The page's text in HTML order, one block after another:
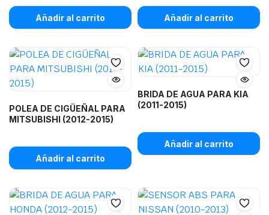
Añadir al carrito Añadir al carrito
POLEA DE CIGÜEÑAL PARA
MITSUBISHI (2012-2015)
Añadir al carrito
BRIDA DE AGUA PARA KIA
(2011-2015)
Añadir al carrito